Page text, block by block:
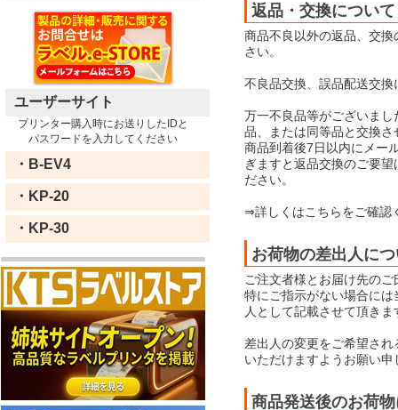
ユーザーサイト
プリンター購入時にお送りしたIDと
パスワードを入力してください
・B-EV4
・KP-20
・KP-30
返品・交換について
商品不良以外の返品、交
さい。
不良品交換、誤品配送交
万一不良品等がございま
品、または同等品と交換
商品到着後7日以内にメー
ぎますと返品交換のご要
ださい。
⇒詳しくはこちらをご確認
お荷物の差出人に
ご注文者様とお届け先の
特にご指示がない場合に
人として記載させて頂きま
差出人の変更をご希望さ
いただけますようお願い申
商品発送後のお荷